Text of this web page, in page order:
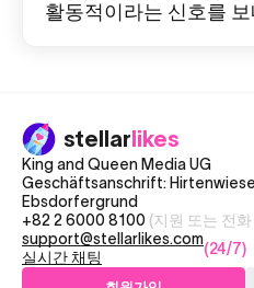
활동적이라는 신호를
stellarlikes
King and Queen Media UG
Geschäftsanschrift:
Ebsdorfergrund
+82 2 6000 8100 (지원 또는 전
support@stellarlikes.com
실시간 채팅
(24/7)